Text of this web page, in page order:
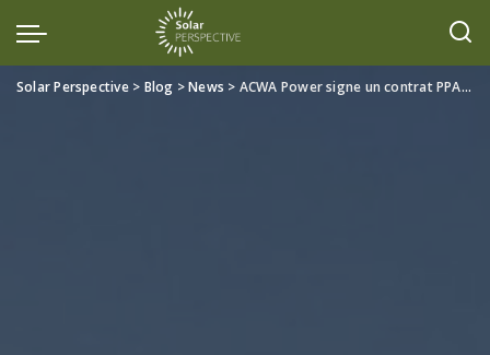
Solar Perspective> Blog >News > ACWA Power signe un contrat PPA pour un parc éolien de 2 GW en Égypte